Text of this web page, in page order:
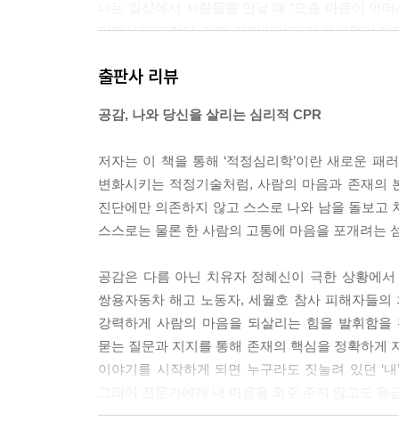
리에서도 그렇다. 어떤 모임이어도 이 뜬금없어
주목이어서 그렇다. 심리적으로 벼랑 끝에 있으면
간단한 심폐소생술 교육을 받은 초등학생이 거리
---「1-4 만성적 ‘나’ 기근에 시달리는 사람들」중에
슬픔이나 무기력, 외로움 같은 감정도 날씨와 비
울은 도저히 넘을 수 없을 것 같은 높고 단단한 벽
이 아닌 삶의 보편적 바탕색이다. 병이 아니라 삶
옥 안에 갇혀 살 것처럼 느껴지기도 한다. 아득하
도움은 일상에 밀착된 ‘도움이 되는 도움’이어야 한
---「2-3 우울은 삶의 보편적 바탕색 」중에서
출판사 리뷰
공감, 나와 당신을 살리는 심리적 CPR
저자는 이 책을 통해 ‘적정심리학’이란 새로운
변화시키는 적정기술처럼, 사람의 마음과 존재의
진단에만 의존하지 않고 스스로 나와 남을 돌보고
스스로는 물론 한 사람의 고통에 마음을 포개려는
공감은 다름 아닌 치유자 정혜신이 극한 상황에
쌍용자동차 해고 노동자, 세월호 참사 피해자들
강력하게 사람의 마음을 되살리는 힘을 발휘함
묻는 질문과 지지를 통해 존재의 핵심을 정확하게
이야기를 시작하게 되면 누구라도 짓눌려 있던 ‘